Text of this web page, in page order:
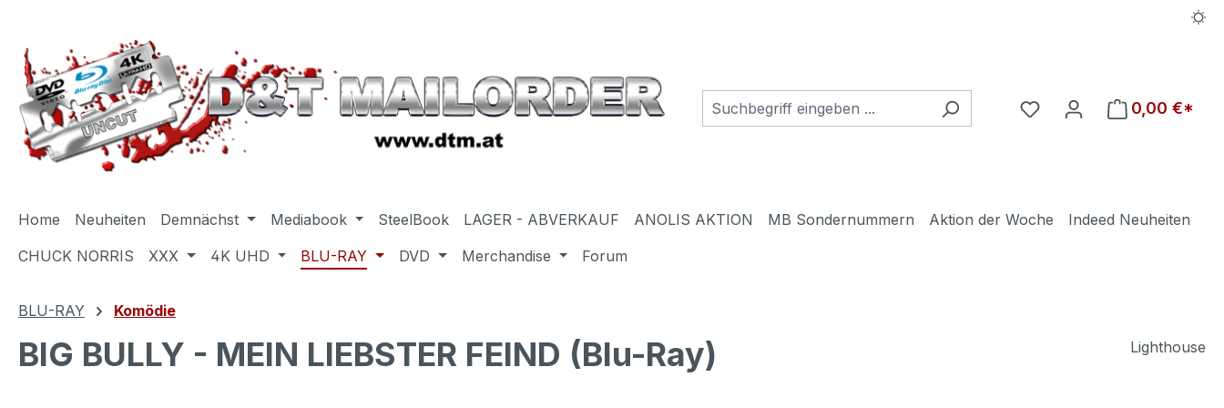
Du hast 0 Produkte auf
0,00 €*
Home Neuheiten Demnächst Mediabook SteelBook LAGER - ABVERKAUF ANOLIS AKTION MB Sondernummern Aktion der Woche
Indeed Neuheiten
CHUCK NORRIS
XXX 4K UHD BLU-RAY DVD Merchandise Forum
BLU-RAY Komödie
BIG BULLY - MEIN LIEBSTER FEIND (Blu-Ray) Lighthouse